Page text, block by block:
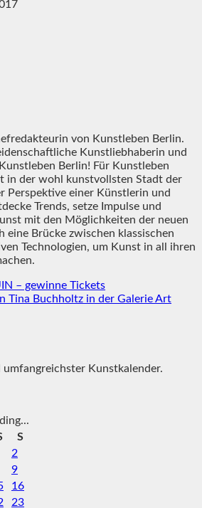
von Kunstleben Berlin.
Kunstliebhaberin und
Berlin! Für Kunstleben
in der wohl kunstvollsten Stadt der
Perspektive einer Künstlerin und
Trends, setze Impulse und
mit den Möglichkeiten der neuen
eine Brücke zwischen klassischen
Technologien, um Kunst in all ihren
– gewinne Tickets
Tina Buchholtz in der Galerie Art
Kunstkalender.
S
2
9
16
23